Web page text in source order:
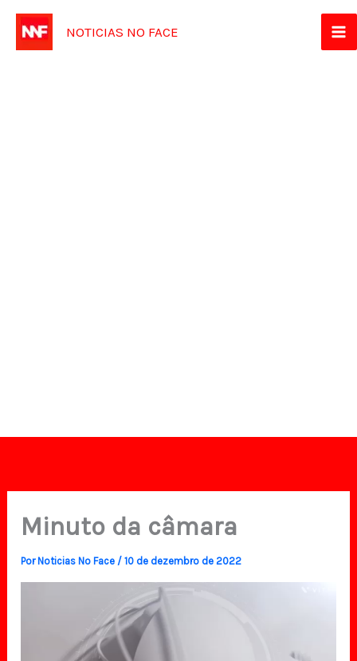
para
NOTICIAS NO FACE
Minuto da câmara
PorNoticias No Face /10 de dezembro de 2022